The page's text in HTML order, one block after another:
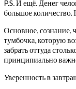
P.S. И ещё. Денег
большое количество.
Основное, сознание,
тумбочка, которую
забрать оттуда
принципиально
Уверенность в